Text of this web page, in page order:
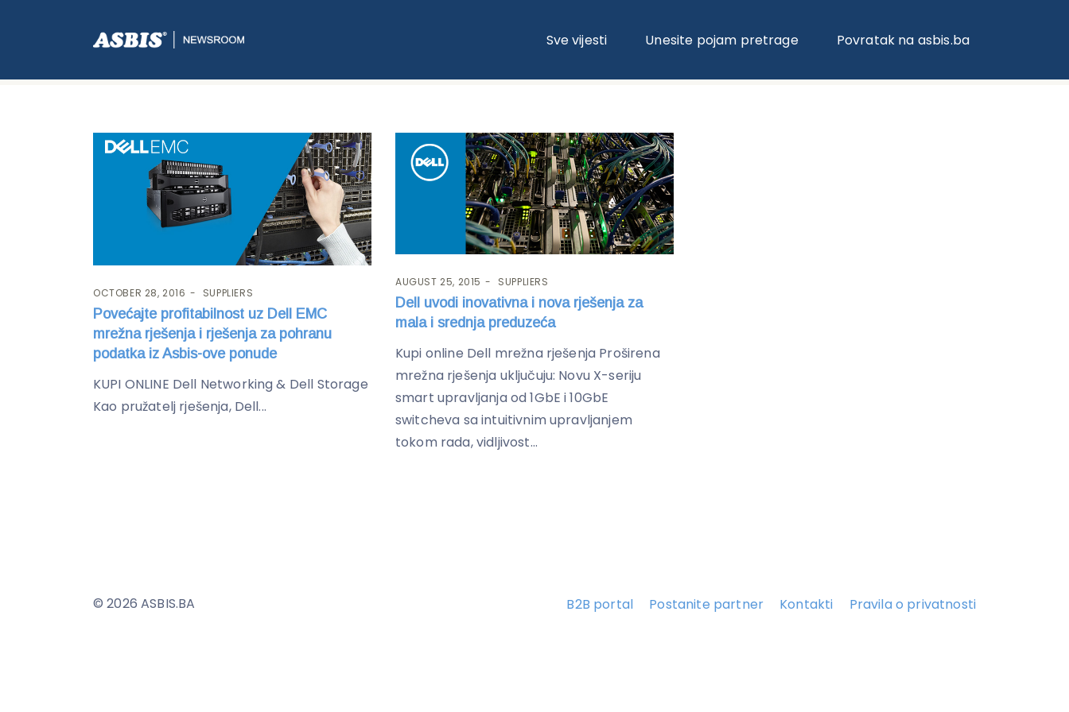
Sve vijesti Unesite pojam pretrage Povratak na asbis.ba
Tag:network
OCTOBER 28, 2016 SUPPLIERS
Povećajte profitabilnost uz Dell EMC
mrežna rješenja i rješenja za pohranu
podatka iz Asbis-ove ponude
KUPI ONLINE Dell Networking & Dell Storage
Kao pružatelj rješenja, Dell...
AUGUST 25, 2015 SUPPLIERS
Dell uvodi inovativna i nova rješenja za
mala i srednja preduzeća
Kupi online Dell mrežna rješenja Proširena
mrežna rješenja uključuju: Novu X-seriju
smart upravljanja od 1GbE i 10GbE
switcheva sa intuitivnim upravljanjem
tokom rada, vidljivost...
© 2026 ASBIS.BA B2B portal Postanite partner Kontakti Pravila o privatnosti